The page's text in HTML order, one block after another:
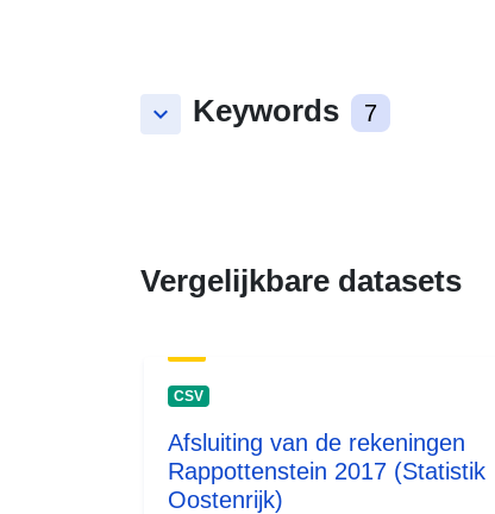
keyboard_arrow_down Keywords 7
Vergelijkbare datasets
CSV
Afsluiting van de rekeningen
Rappottenstein 2017 (Statistik
Oostenrijk)